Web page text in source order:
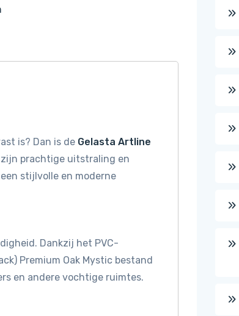
is? Dan is de Gelasta Artline
prachtige uitstraling en
stijlvolle en moderne
Dankzij het PVC-
Premium Oak Mystic bestand
en andere vochtige ruimtes.